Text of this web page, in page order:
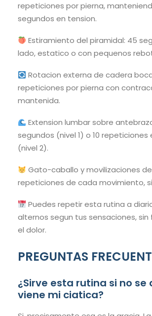
repeticiones por pierna,
segundos en tension.
Estiramiento del piramidal: 45
lado, estatico o con pequenos
Rotacion externa de cadera
repeticiones por pierna con
mantenida.
Extension lumbar sobre
segundos (nivel 1) o 10 repeticiones
(nivel 2).
Gato-caballo y movilizaciones de
repeticiones de cada movimiento,
Puedes repetir esta rutina a
alternos segun tus sensaciones, sin
el dolor.
PREGUNTAS
¿Sirve esta rutina si no se
viene mi ciatica?